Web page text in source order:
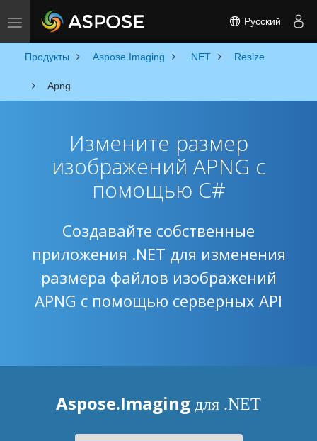
Toggle navigation Русский
Продукты Aspose.Imaging .NET Resize
Apng
Измените размер
изображений APNG с
помощью C#
Создавайте собственные
приложения .NET для изменения
размера файлов изображений
APNG с помощью серверных API
Aspose.Imaging для .NET